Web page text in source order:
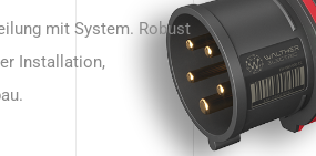
hier.
mit System. Robust
Installation,
IP-geschützt und